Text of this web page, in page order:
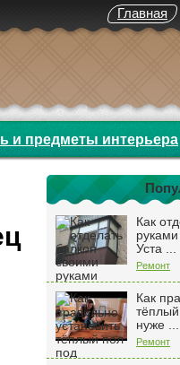
Главная
и предметы интерьера
Как
Уста ...
Ремонт
Как
нуже ...
Ремонт